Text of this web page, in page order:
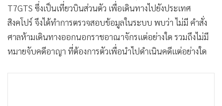
T7GTS ซึ่งเป็นเที่ยวบินส่วนตัว เพื่อเดินทางไปยังประเทศ
สิงคโปร์ จึงได้ทำการตรวจสอบข้อมูลในระบบ พบว่า ไม่มี คำสั่ง
ศาลห้ามเดินทางออกนอกราชอาณาจักรแต่อย่างใด รวมถึงไม่มี
หมายจับคดีอาญา ที่ต้องการตัวเพื่อนำไปดำเนินคดีแต่อย่างใด